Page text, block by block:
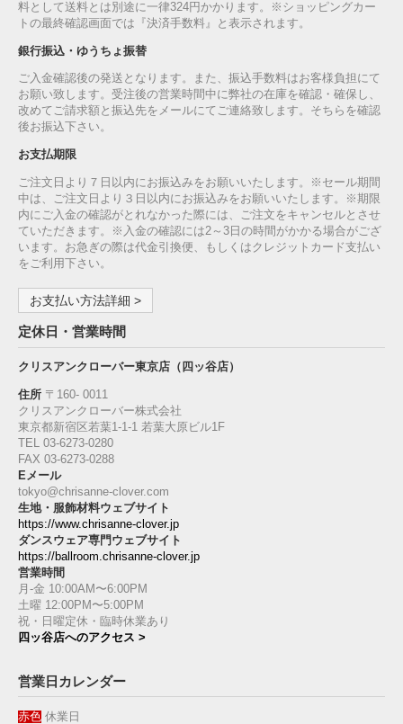
料として送料とは別途に一律324円かかります。※ショッピングカー
トの最終確認画面では『決済手数料』と表示されます。
銀行振込・ゆうちょ振替
ご入金確認後の発送となります。また、振込手数料はお客様負担にて
お願い致します。受注後の営業時間中に弊社の在庫を確認・確保し、
改めてご請求額と振込先をメールにてご連絡致します。そちらを確認
後お振込下さい。
お支払期限
ご注文日より７日以内にお振込みをお願いいたします。※セール期間
中は、ご注文日より３日以内にお振込みをお願いいたします。※期限
内にご入金の確認がとれなかった際には、ご注文をキャンセルとさせ
ていただきます。※入金の確認には2～3日の時間がかかる場合がござ
います。お急ぎの際は代金引換便、もしくはクレジットカード支払い
をご利用下さい。
お支払い方法詳細 >
定休日・営業時間
クリスアンクローバー東京店（四ッ谷店）
住所 〒160‐ 0011
クリスアンクローバー株式会社
東京都新宿区若葉1‐1-1 若葉大原ビル1F
TEL 03-6273-0280
FAX 03-6273-0288
Eメール
tokyo@chrisanne-clover.com
生地・服飾材料ウェブサイト
https://www.chrisanne-clover.jp
ダンスウェア専門ウェブサイト
https://ballroom.chrisanne-clover.jp
営業時間
月-金 10:00AM〜6:00PM
土曜 12:00PM〜5:00PM
祝・日曜定休・臨時休業あり
四ッ谷店へのアクセス >
営業日カレンダー
赤色 休業日